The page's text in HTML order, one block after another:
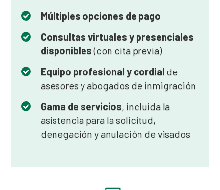
Múltiples opciones de pago
Consultas virtuales y presenciales
disponibles(con cita previa)
Equipo profesional y cordial de
asesores y abogados de inmigración
Gama de servicios, incluida la
asistencia para la solicitud,
denegación y anulación de visados